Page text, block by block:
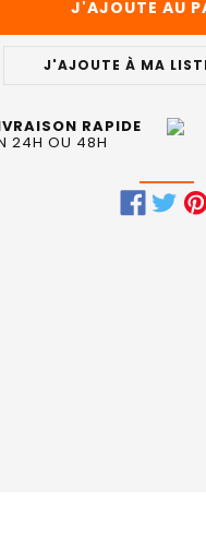
J'AJOUTE À MA
RAPIDE
24H OU 48H